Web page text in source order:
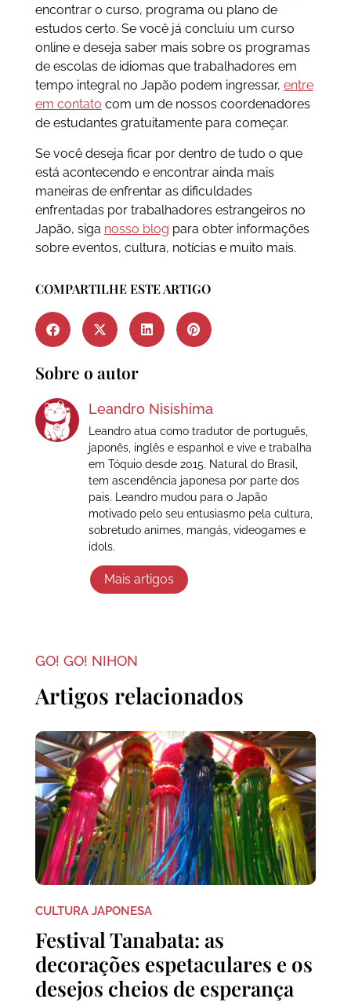
encontrar o curso, programa ou plano de
estudos certo. Se você já concluiu um curso
online e deseja saber mais sobre os programas
de escolas de idiomas que trabalhadores em
tempo integral no Japão podem ingressar, entre
em contato com um de nossos coordenadores
de estudantes gratuitamente para começar.
Se você deseja ficar por dentro de tudo o que
está acontecendo e encontrar ainda mais
maneiras de enfrentar as dificuldades
enfrentadas por trabalhadores estrangeiros no
Japão, siga nosso blog para obter informações
sobre eventos, cultura, notícias e muito mais.
COMPARTILHE ESTE ARTIGO
Sobre o autor
Leandro Nisishima
Leandro atua como tradutor de português,
japonês, inglês e espanhol e vive e trabalha
em Tóquio desde 2015. Natural do Brasil,
tem ascendência japonesa por parte dos
pais. Leandro mudou para o Japão
motivado pelo seu entusiasmo pela cultura,
sobretudo animes, mangás, videogames e
idols.
Mais artigos
GO! GO! NIHON
Artigos relacionados
CULTURA JAPONESA
Festival Tanabata: as
decorações espetaculares e os
desejos cheios de esperança